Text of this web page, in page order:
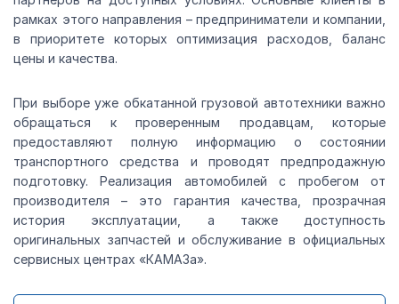
рамках этого направления – предприниматели и компании,
в приоритете которых оптимизация расходов, баланс
цены и качества.
При выборе уже обкатанной грузовой автотехники важно
обращаться к проверенным продавцам, которые
предоставляют полную информацию о состоянии
транспортного средства и проводят предпродажную
подготовку. Реализация автомобилей с пробегом от
производителя – это гарантия качества, прозрачная
история эксплуатации, а также доступность
оригинальных запчастей и обслуживание в официальных
сервисных центрах «КАМАЗа».